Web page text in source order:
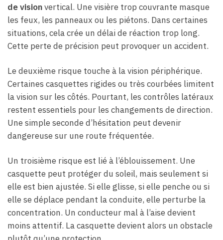
de visionvertical. Une visière trop couvrante masque
les feux, les panneaux ou les piétons. Dans certaines
situations, cela crée un délai de réaction trop long.
Cette perte de précision peut provoquer un accident.
Le deuxième risque touche à la vision périphérique.
Certaines casquettes rigides ou très courbées limitent
la vision sur les côtés. Pourtant, les contrôles latéraux
restent essentiels pour les changements de direction.
Une simple seconde d’hésitation peut devenir
dangereuse sur une route fréquentée.
Un troisième risque est lié à l’éblouissement. Une
casquette peut protéger du soleil, mais seulement si
elle est bien ajustée. Si elle glisse, si elle penche ou si
elle se déplace pendant la conduite, elle perturbe la
concentration. Un conducteur mal à l’aise devient
moins attentif. La casquette devient alors un obstacle